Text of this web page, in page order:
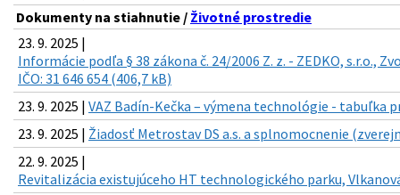
Dokumenty na stiahnutie / Životné prostredie
23. 9. 2025 |
Informácie podľa § 38 zákona č. 24/2006 Z. z. - ZEDKO, s.r.o.,
IČO: 31 646 654 (406,7 kB)
23. 9. 2025 | VAZ Badín-Kečka – výmena technológie - tabuľka
23. 9. 2025 | Žiadosť Metrostav DS a.s. a splnomocnenie
22. 9. 2025 |
Revitalizácia existujúceho HT technologického parku,